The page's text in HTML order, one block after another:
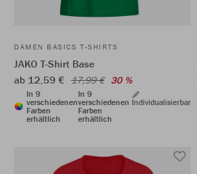
DAMEN BASICS T-SHIRTS
JAKO T-Shirt Base
ab 12,59 € 17,99 € 30 %
In 9
verschiedenen
Farben
erhältlich
In 9
verschiedenen
Farben
erhältlich
Individualisierbar